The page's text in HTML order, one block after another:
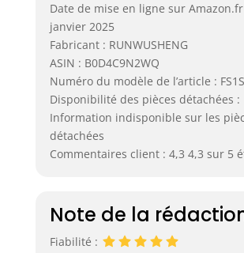
Date de mise en ligne sur
janvier 2025
Fabricant : RUNWUSHENG
ASIN : B0D4C9N2WQ
Numéro du modèle de l’article :
Disponibilité des pièces détachées :
Information indisponible sur les
détachées
Commentaires client : 4,3 4,3 sur 5
Note de la
Fiabilité :